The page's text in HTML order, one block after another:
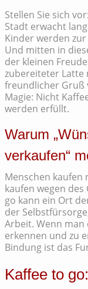
Stellen Sie sich
Stadt erwacht
Kinder werden
Und mitten in
der kleinen
zubereiteter Latte
freundlicher Gruß
Magie: Nicht
werden erfüllt.
Warum
verkaufen“
Menschen kaufen
kaufen wegen des
go kann ein Ort
der
Arbeit. Wenn man
erkennen und zu
Bindung ist das
Kaffee to